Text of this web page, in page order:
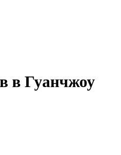
в Гуанчжоу